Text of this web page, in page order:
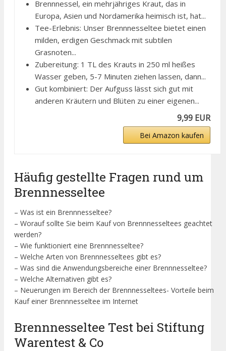
Brennnessel, ein mehrjähriges Kraut, das in
Europa, Asien und Nordamerika heimisch ist, hat...
Tee-Erlebnis: Unser Brennnesseltee bietet einen
milden, erdigen Geschmack mit subtilen
Grasnoten...
Zubereitung: 1 TL des Krauts in 250 ml heißes
Wasser geben, 5-7 Minuten ziehen lassen, dann...
Gut kombiniert: Der Aufguss lässt sich gut mit
anderen Kräutern und Blüten zu einer eigenen...
9,99 EUR
Bei Amazon kaufen
Häufig gestellte Fragen rund um
Brennnesseltee
– Was ist ein Brennnesseltee?
– Worauf sollte Sie beim Kauf von Brennnesseltees geachtet
werden?
– Wie funktioniert eine Brennnesseltee?
– Welche Arten von Brennnesseltees gibt es?
– Was sind die Anwendungsbereiche einer Brennnesseltee?
– Welche Alternativen gibt es?
– Neuerungen im Bereich der Brennnesseltees- Vorteile beim
Kauf einer Brennnesseltee im Internet
Brennnesseltee Test bei Stiftung
Warentest & Co